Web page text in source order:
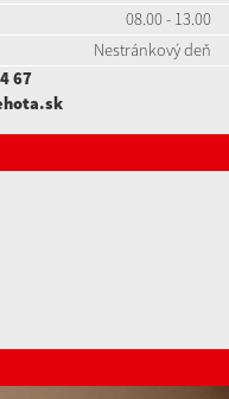
08.00 - 13.00
Nestránkový deň
67